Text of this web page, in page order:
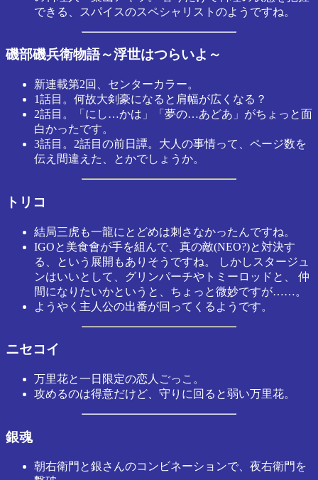
できる、スパイスのスペシャリストのようですね。
磯部磯兵衛物語～浮世はつらいよ～
新連載第2回、センターカラー。
1話目。何故大剣豪になると肩幅が広くなる？
2話目。「にし…かは」「夢の…あどあ」がちょっと面
白かったです。
3話目。2話目の前日譚。大人の事情って、ページ数を
伝え間違えた、とかでしょうか。
トリコ
結局三虎も一龍にとどめは刺さなかったんですね。
IGOと美食會が手を組んで、真の敵(NEO?)と対決す
る、という展開もありそうですね。 しかしスタージュ
ンはいいとして、グリンパーチやトミーロッドと、 仲
間になりたいかというと、ちょっと微妙ですが……。
ようやく主人公の出番が回ってくるようです。
ニセコイ
万里花と一日限定の恋人ごっこ。
攻めるのは得意だけど、守りに回ると弱い万里花。
銀魂
朝右衛門と銀さんのコンビネーションで、夜右衛門を